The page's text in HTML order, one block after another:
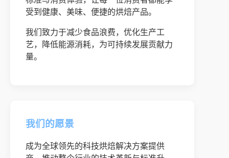
受到健康、美味、便捷的烘焙产品。
我们致力于减少食品浪费，优化生产工
艺，降低能源消耗，为可持续发展贡献力
量。
我们的愿景
成为全球领先的科技烘焙解决方案提供